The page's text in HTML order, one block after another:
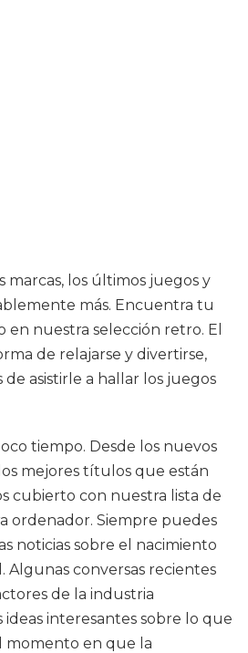
marcas, los últimos juegos y
más. Encuentra tu
nuestra selección retro. El
de relajarse y divertirse,
asistirle a hallar los juegos
tiempo. Desde los nuevos
mejores títulos que están
cubierto con nuestra lista de
ordenador. Siempre puedes
noticias sobre el nacimiento
Algunas conversas recientes
de la industria
interesantes sobre lo que
momento en que la